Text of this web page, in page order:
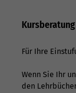
Für Ihre
Wenn Sie Ihr
den